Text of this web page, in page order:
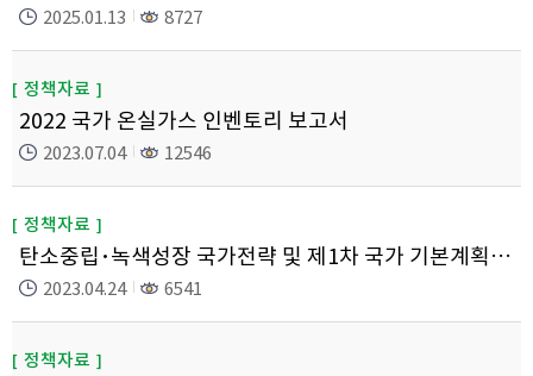
2025.01.13 8727
정책자료
2022 국가 온실가스 인벤토리 보고서
2023.07.04 12546
정책자료
탄소중립･녹색성장 국가전략 및 제1차 국가 기본계획 요약 (중장기 온실가스 감축목표 포함)
2023.04.24 6541
정책자료